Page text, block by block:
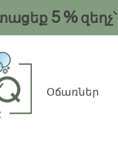
5% զեղչ՝
Օճառներ